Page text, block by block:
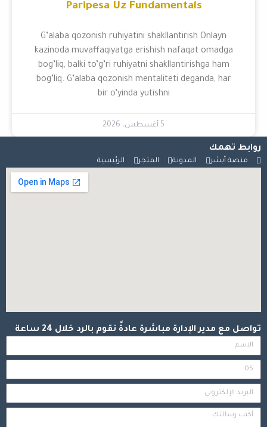
Paripesa Uz Fundamentals
G’alaba qozonish ruhiyatini shakllantirish Onlayn
kazinoda muvaffaqiyatga erishish nafaqat omadga
bog’liq, balki to’g’ri ruhiyatni shakllantirishga ham
bog’liq. G’alaba qozonish mentaliteti deganda, har
bir o’yinda yutishni
5 أغسطس، 2026
روابط تهمك
منصة أبشر المدونة المتجر الرئيسية
تواصل مع مدير الإدارة مباشرة عادةً نقوم بالرد خلال 24 ساعة
الاسم
رقم
الجوال
البريد
الإلكتروني
النص